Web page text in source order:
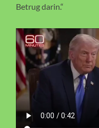
Betrug darin.“